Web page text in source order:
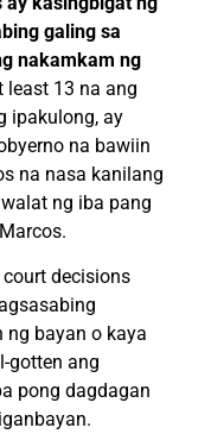
galing sa
nakamkam ng
least 13 na ang
ipakulong, ay
na bawiin
na nasa kanilang
ng iba pang
decisions
bayan o kaya
gotten ang
pong dagdagan